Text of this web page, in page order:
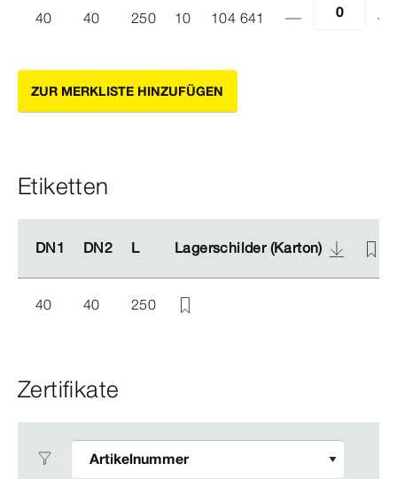
40 40 250 10 104 641
ZUR MERKLISTE HINZUFÜGEN
Etiketten
DN1 DN2 L Lagerschilder (Karton)
DN1 DN2 L Lagerschilder (Karton)
40 40 250
Zertifikate